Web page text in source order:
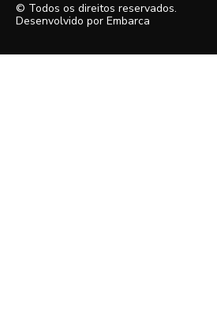
© Todos os direitos reservados.
Desenvolvido por Embarca